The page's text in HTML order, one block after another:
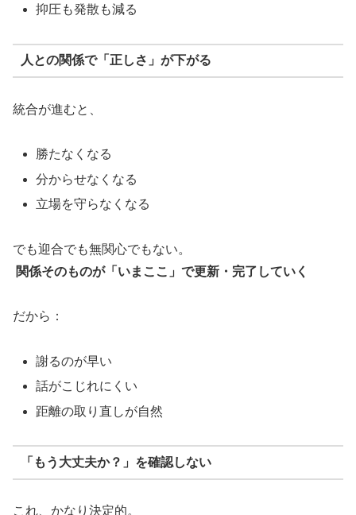
抑圧も発散も減る
人との関係で「正しさ」が下がる
統合が進むと、
勝たなくなる
分からせなくなる
立場を守らなくなる
でも迎合でも無関心でもない。
関係そのものが「いまここ」で更新・完了していく
だから：
謝るのが早い
話がこじれにくい
距離の取り直しが自然
「もう大丈夫か？」を確認しない
これ、かなり決定的。